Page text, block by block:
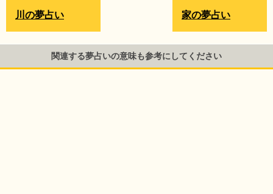
家の夢占い
川の夢占い
関連する夢占いの意味も参考にしてください